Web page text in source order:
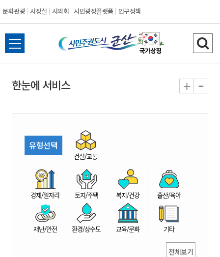
문화관광 시장실 시의회 시민광장플랫폼 인구정책
시
민
권
시
산
전
체
뉴
열
검
색
기
한눈에 서비스 + -
유형선택
건설/교통
경제/일자리 토지/주택 복지/건강 출산/육아
재난/안전 환경/상수도 교육/문화 기타
전체보기